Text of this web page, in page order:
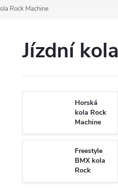
Rock Machine
Jízdní kola
Horská
kola Rock
Machine
Freestyle
BMX kola
Rock
Machine